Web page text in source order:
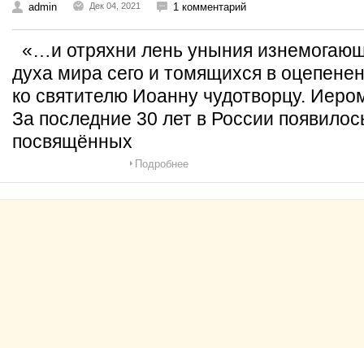
admin Дек 04, 2021 1 комментарий
«…и отряхни лень уныния
духа мира сего и томящихся в
ко святителю Иоанну чудотворцу.
За последние 30 лет в России
посвящённых
Подробнее